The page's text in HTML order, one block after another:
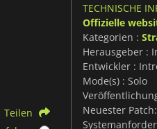
Teilen
TECHNISCHE
Offizielle
Kategorien :
Herausgeber :
Entwickler :
Mode(s) : Solo
Neuester Patch: